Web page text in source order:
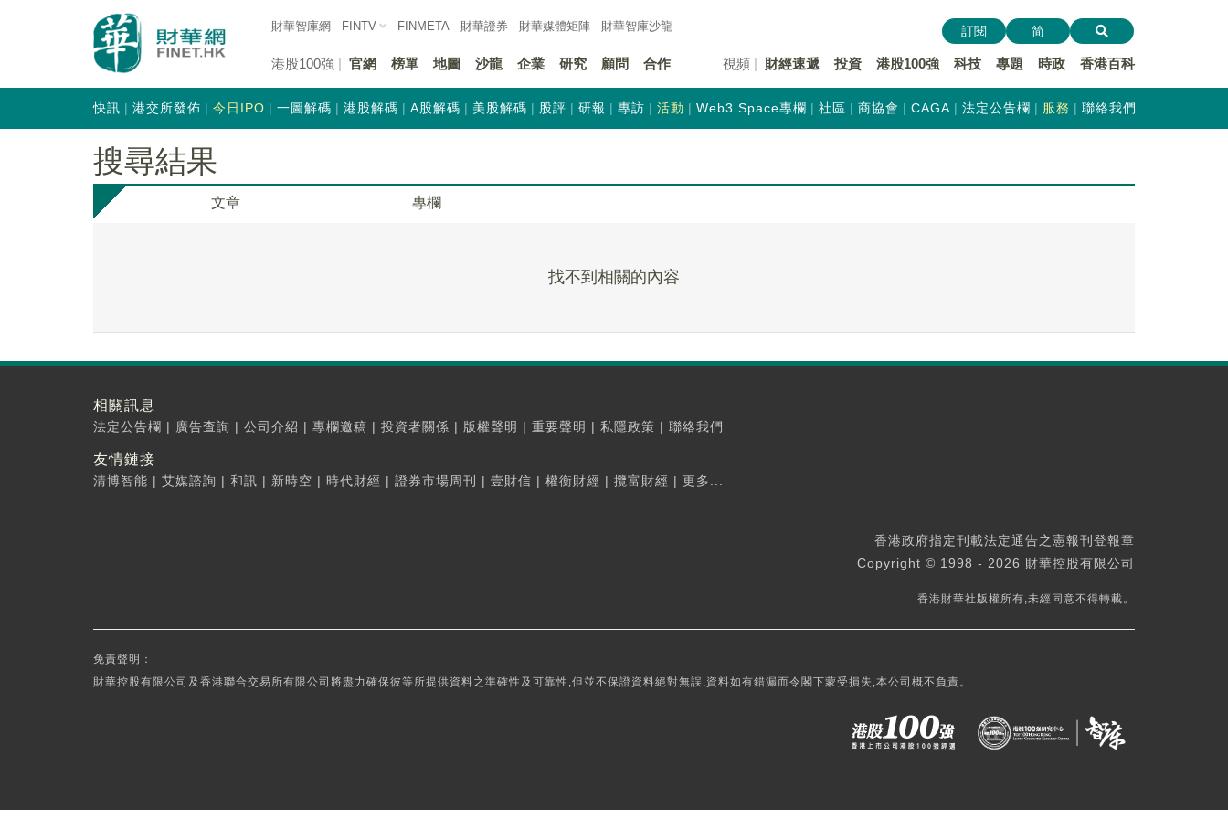
財華智庫網 FINTV FINMETA 財華證券 財華媒體矩陣 財華智庫沙龍
港股100強 官網 榜單 地圖 沙龍 企業 研究 顧問 合作 視頻 財經速遞 投資 港股100強 科技 專題 時政 香港百科
訂閱 简
快訊 港交所發佈 今日IPO 一圖解碼 港股解碼 A股解碼 美股解碼 股評 研報 專訪 活動 Web3 Space專欄 社區 商協會 CAGA 法定公告欄 服務 聯絡我們
搜尋結果
文章 專欄
找不到相關的內容
相關訊息
法定公告欄 | 廣告查詢 | 公司介紹 | 專欄邀稿 | 投資者關係 | 版權聲明 | 重要聲明 | 私隱政策 | 聯絡我們
友情鏈接
清博智能 | 艾媒諮詢 | 和訊 | 新時空 | 時代財經 | 證券市場周刊 | 壹財信 | 權衡財經 | 攬富財經 | 更多...
香港政府指定刊載法定通告之憲報刊登報章
Copyright © 1998 - 2026 財華控股有限公司
香港財華社版權所有,未經同意不得轉載。
免責聲明：
財華控股有限公司及香港聯合交易所有限公司將盡力確保彼等所提供資料之準確性及可靠性,但並不保證資料絕對無誤,資料如有錯漏而令閣下蒙受損失,本公司概不負責。